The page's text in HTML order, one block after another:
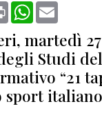
Print WhatsApp
martedì
Studi
“21